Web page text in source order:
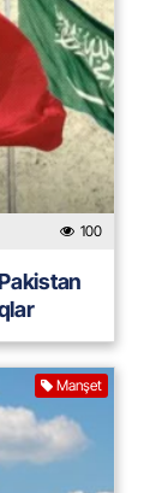
100
Manşet